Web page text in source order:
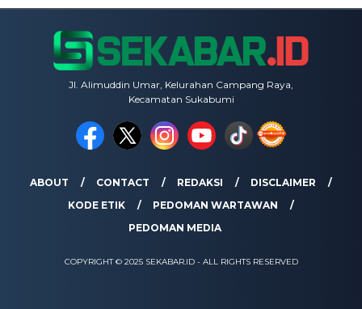
Jl. Alimuddin Umar, Kelurahan Campang Raya,
Kecamatan Sukabumi
ABOUT CONTACT REDAKSI
DISCLAIMER
KODE ETIK
PEDOMAN WARTAWAN
PEDOMAN MEDIA
COPYRIGHT © 2025 SEKABAR.ID - ALL RIGHTS RESERVED